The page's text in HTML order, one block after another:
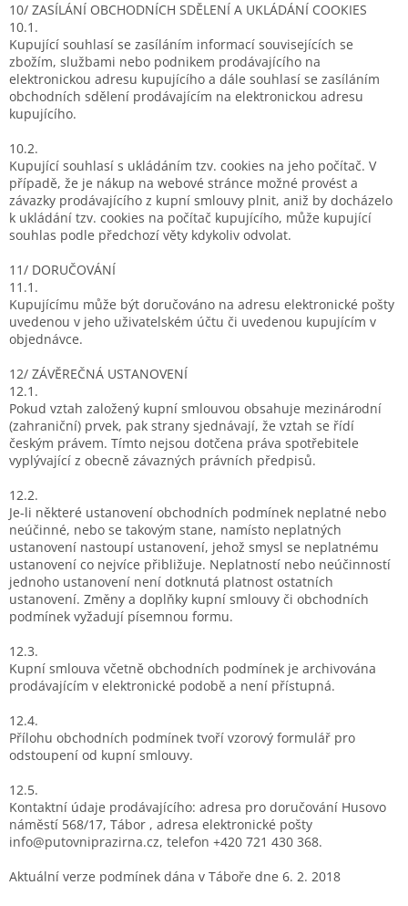
10/ ZASÍLÁNÍ OBCHODNÍCH SDĚLENÍ A UKLÁDÁNÍ COOKIES
10.1.
Kupující souhlasí se zasíláním informací souvisejících se
zbožím, službami nebo podnikem prodávajícího na
elektronickou adresu kupujícího a dále souhlasí se zasíláním
obchodních sdělení prodávajícím na elektronickou adresu
kupujícího.
10.2.
Kupující souhlasí s ukládáním tzv. cookies na jeho počítač. V
případě, že je nákup na webové stránce možné provést a
závazky prodávajícího z kupní smlouvy plnit, aniž by docházelo
k ukládání tzv. cookies na počítač kupujícího, může kupující
souhlas podle předchozí věty kdykoliv odvolat.
11/ DORUČOVÁNÍ
11.1.
Kupujícímu může být doručováno na adresu elektronické pošty
uvedenou v jeho uživatelském účtu či uvedenou kupujícím v
objednávce.
12/ ZÁVĚREČNÁ USTANOVENÍ
12.1.
Pokud vztah založený kupní smlouvou obsahuje mezinárodní
(zahraniční) prvek, pak strany sjednávají, že vztah se řídí
českým právem. Tímto nejsou dotčena práva spotřebitele
vyplývající z obecně závazných právních předpisů.
12.2.
Je-li některé ustanovení obchodních podmínek neplatné nebo
neúčinné, nebo se takovým stane, namísto neplatných
ustanovení nastoupí ustanovení, jehož smysl se neplatnému
ustanovení co nejvíce přibližuje. Neplatností nebo neúčinností
jednoho ustanovení není dotknutá platnost ostatních
ustanovení. Změny a doplňky kupní smlouvy či obchodních
podmínek vyžadují písemnou formu.
12.3.
Kupní smlouva včetně obchodních podmínek je archivována
prodávajícím v elektronické podobě a není přístupná.
12.4.
Přílohu obchodních podmínek tvoří vzorový formulář pro
odstoupení od kupní smlouvy.
12.5.
Kontaktní údaje prodávajícího: adresa pro doručování Husovo
náměstí 568/17, Tábor , adresa elektronické pošty
info@putovniprazirna.cz, telefon +420 721 430 368.
Aktuální verze podmínek dána v Táboře dne 6. 2. 2018